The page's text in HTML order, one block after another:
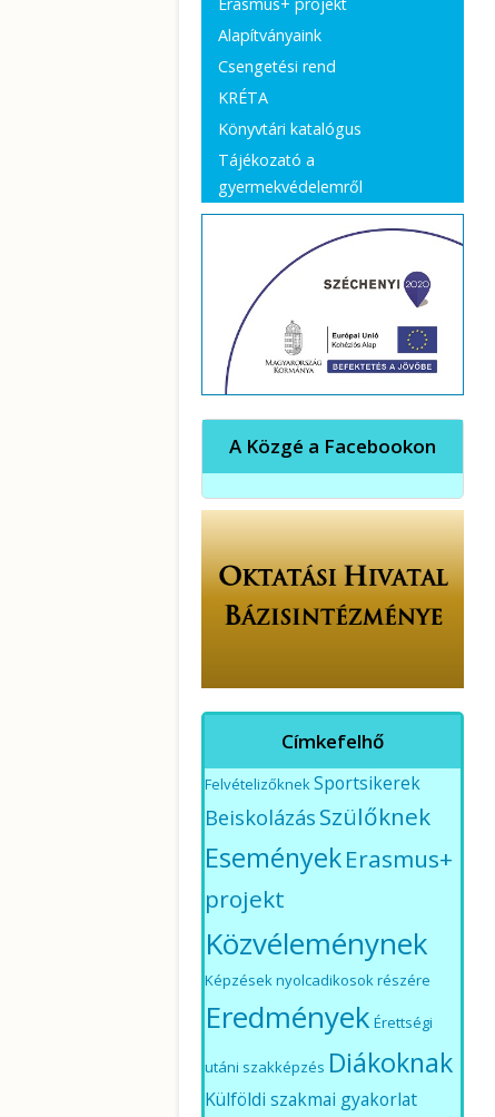
Alapítványaink
Csengetési rend
KRÉTA
Könyvtári katalógus
Tájékozató a
gyermekvédelemről
A Közgé a Facebookon
Címkefelhő
FelvételizőknekSportsikerek
Beiskolázás Szülőknek
EseményekErasmus+
projekt
Közvéleménynek
Képzések nyolcadikosok részére
Eredmények Érettségi
utáni szakképzés Diákoknak
Külföldi szakmai gyakorlat